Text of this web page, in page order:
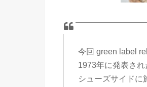
今回 green label
1973年に発表され
シューズサイドに